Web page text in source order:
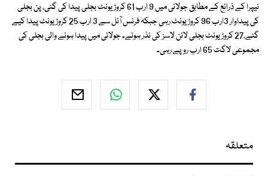
نیپرا کے ذرائع کے مطابق جولائی میں 9 ارب 61 کروڑ یونٹ بجلی پیدا کی گئی، پن بجلی
کی پیداوار 3ارب 96 کروڑ یونٹ رہی جبکہ فرنس آئل سے 3 ارب 25 کروڑ یونٹ پیدا کیے
گئے،27 کروڑ یونٹ بجلی لائن لاسز کی نذر ہوئے۔ جولائی میں پیدا ہونے والی بجلی کی
مجموعی لاگت 65 ارب روپے رہی۔
متعلقہ